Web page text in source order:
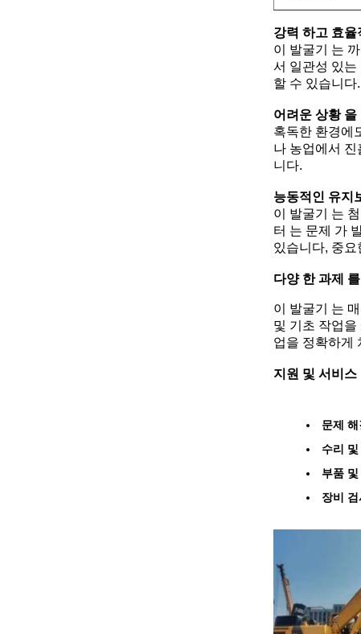
강력 하고 효율
이 발굴기 는
서 일관성 있는
할 수 있습니다.
어려운 상황 을
혹독한 환경에
나 농업에서
니다.
능동적인 유지
이 발굴기 는
터 는 문제 가
있습니다, 중
다양 한 과제
이 발굴기 는
및 기초 작업
업을 정확하게
지원 및 서비스
문제
수리
부품 및
장비